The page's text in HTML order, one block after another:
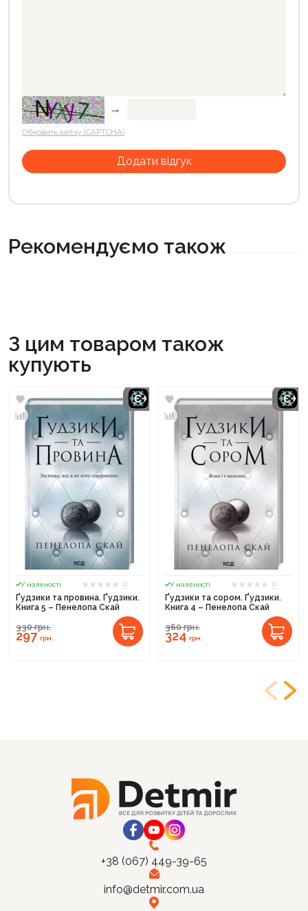
→
Обновить капчу (CAPTCHA)
Рекомендуємо також
З цим товаром також
купують
У наявності
0
Ґудзики та провина. Ґудзики.
Книга 5 – Пенелопа Скай
330грн.
297грн.
У наявності
0
Ґудзики та сором. Ґудзики.
Книга 4 – Пенелопа Скай
360грн.
324грн.
+38 (067) 449-39-65
info@detmir.com.ua